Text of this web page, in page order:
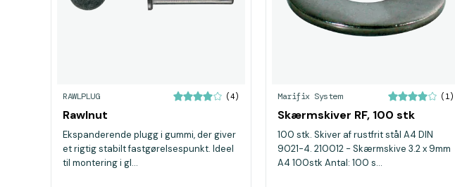
RAWLPLUG (4)
Rawlnut
Ekspanderende plugg i gummi, der giver
et rigtig stabilt fastgørelsespunkt. Ideel
til montering i gl...
Marifix System (1)
Skærmskiver RF, 100 stk
100 stk. Skiver af rustfrit stål A4 DIN
9021-4. 210012 - Skærmskive 3.2 x 9mm
A4 100stk Antal: 100 s...